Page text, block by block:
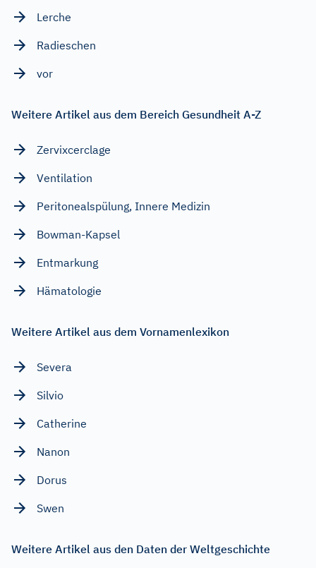
Lerche
Radieschen
vor
Weitere Artikel aus dem Bereich Gesundheit A-Z
Zervixcerclage
Ventilation
Peritonealspülung, Innere Medizin
Bowman-Kapsel
Entmarkung
Hämatologie
Weitere Artikel aus dem Vornamenlexikon
Severa
Silvio
Catherine
Nanon
Dorus
Swen
Weitere Artikel aus den Daten der Weltgeschichte